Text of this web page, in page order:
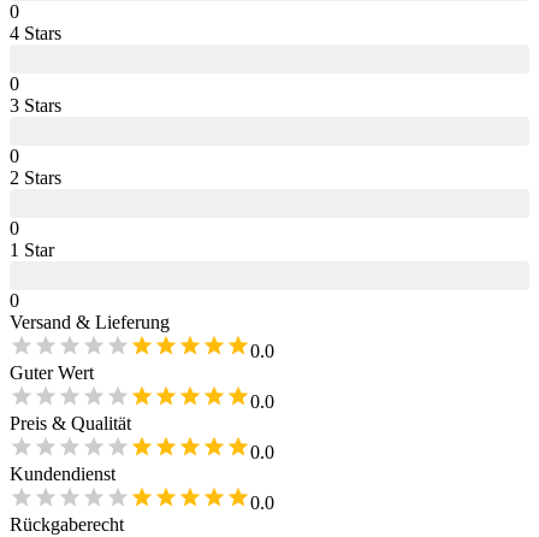
0
4 Stars
0
3 Stars
0
2 Stars
0
1 Star
0
Versand & Lieferung
0.0
Guter Wert
0.0
Preis & Qualität
0.0
Kundendienst
0.0
Rückgaberecht